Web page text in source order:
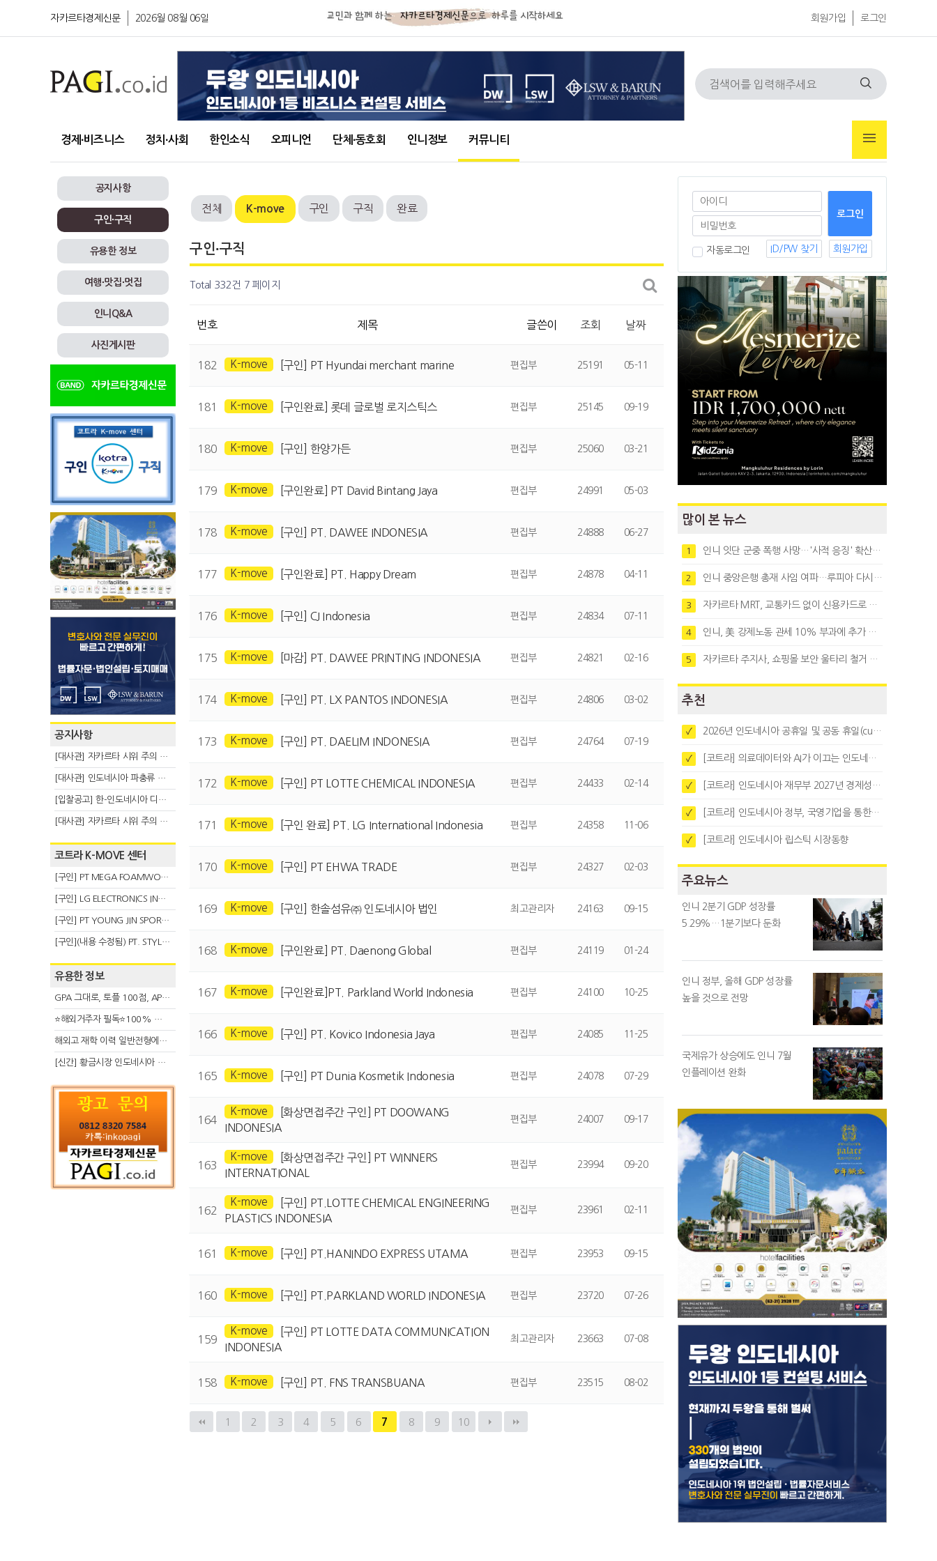
자카르타경제신문 2026월 08월 06일 회원가입 로그인
경제∙비즈니스 정치∙사회 한인소식 오피니언 단체∙동호회 인니정보 커뮤니티
공지사항
구인∙구직
유용한 정보
여행∙맛집∙멋집
인니Q&A
사진게시판
공지사항
[대사관] 자카르타 시위 주의 안내(8.3)
[대사관] 인도네시아 파충류 불법 반출 주의 (7.29)
[입찰공고] 한-인도네시아 디지털융복합 탈 전시회
[대사관] 자카르타 시위 주의 안내(7.27)
코트라 K-MOVE 센터
[구인] PT MEGA FOAMWORKS INDONESIA
[구인] LG ELECTRONICS INDONESIA
[구인] PT YOUNG JIN SPORT INDONESIA
[구인](내용 수정됨) PT. STYLE KOREAN INDONESIA (스타일 코리안 인도네시아)
유용한 정보
GPA 그대로, 토플 100점, AP 막막 — 원인은 하나입니다
⭐해외거주자 필독⭐100% 온라인 마지막 한국어교원 2급 추가모집 (~8/2)
해외고 재학 이력 일반전형에서 분명한 입시 강점 살리는 전략
[신간] 황금시장 인도네시아 슈퍼리치의 성공 수업
전체 K-move 구인 구직 완료
구인∙구직
Total 332건 7 페이지
번호 제목 글쓴이 조회 날짜
182 K-move [구인] PT Hyundai merchant marine 편집부 25191 05-11
181 K-move [구인완료] 롯데 글로벌 로지스틱스 편집부 25145 09-19
180 K-move [구인] 한양가든 편집부 25060 03-21
179 K-move [구인완료] PT David Bintang Jaya 편집부 24991 05-03
178 K-move [구인] PT. DAWEE INDONESIA 편집부 24888 06-27
177 K-move [구인완료] PT. Happy Dream 편집부 24878 04-11
176 K-move [구인] CJ Indonesia 편집부 24834 07-11
175 K-move [마감] PT. DAWEE PRINTING INDONESIA 편집부 24821 02-16
174 K-move [구인] PT. LX PANTOS INDONESIA 편집부 24806 03-02
173 K-move [구인] PT. DAELIM INDONESIA 편집부 24764 07-19
172 K-move [구인] PT LOTTE CHEMICAL INDONESIA 편집부 24433 02-14
171 K-move [구인 완료] PT. LG International Indonesia 편집부 24358 11-06
170 K-move [구인] PT EHWA TRADE 편집부 24327 02-03
169 K-move [구인] 한솔섬유㈜ 인도네시아 법인 최고관리자 24163 09-15
168 K-move [구인완료] PT. Daenong Global 편집부 24119 01-24
167 K-move [구인완료]PT. Parkland World Indonesia 편집부 24100 10-25
166 K-move [구인] PT. Kovico Indonesia Jaya 편집부 24085 11-25
165 K-move [구인] PT Dunia Kosmetik Indonesia 편집부 24078 07-29
164
K-move
[화상면접주간 구인] PT DOOWANG
INDONESIA
편집부 24007 09-17
163
K-move
[화상면접주간 구인] PT WINNERS
INTERNATIONAL
편집부 23994 09-20
162
K-move
[구인] PT.LOTTE CHEMICAL ENGINEERING
PLASTICS INDONESIA
편집부 23961 02-11
161 K-move [구인] PT.HANINDO EXPRESS UTAMA 편집부 23953 09-15
160 K-move [구인] PT.PARKLAND WORLD INDONESIA 편집부 23720 07-26
159
K-move
[구인] PT LOTTE DATA COMMUNICATION
INDONESIA
최고관리자 23663 07-08
158 K-move [구인] PT. FNS TRANSBUANA 편집부 23515 08-02
1 2 3 4 5 6 7 8 9 10
자동로그인 ID/PW 찾기 회원가입
많이 본 뉴스
1 인니 잇단 군중 폭행 사망…'사적 응징' 확산에 법치 우려
2 인니 중앙은행 총재 사임 여파…루피아 다시 1만8천대로 약세
3 자카르타 MRT, 교통카드 없이 신용카드로 바로 탄다
4 인니, 美 강제노동 관세 10% 부과에 추가 협상 착수
5 자카르타 주지사, 쇼핑몰 보안 울타리 철거 요청…"치안 문제없다"
추천
✓ 2026년 인도네시아 공휴일 및 공동 휴일(cuti bersama)
✓ [코트라] 의료데이터와 AI가 이끄는 인도네시아 디지털 헬스케어 시장 트렌드
✓ [코트라] 인도네시아 재무부 2027년 경제성장 전망 및 목표 발표
✓ [코트라] 인도네시아 정부, 국영기업을 통한 석탄·팜유·합금철 수출 중앙집중화 추진
✓ [코트라] 인도네시아 립스틱 시장동향
주요뉴스
인니 2분기 GDP 성장률
5.29%…1분기보다 둔화
인니 정부, 올해 GDP 성장률
높을 것으로 전망
국제유가 상승에도 인니 7월
인플레이션 완화